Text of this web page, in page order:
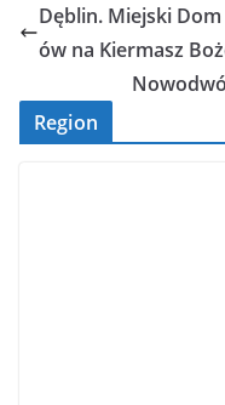
Dęblin. Miejski
ów na Kiermasz
Region